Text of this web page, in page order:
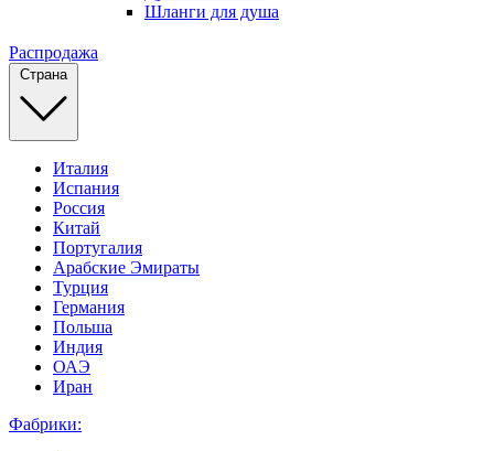
Шланги для душа
Распродажа
Страна
Италия
Испания
Россия
Китай
Португалия
Арабские Эмираты
Турция
Германия
Польша
Индия
ОАЭ
Иран
Фабрики: